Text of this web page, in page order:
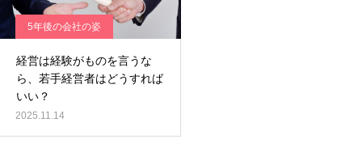
5年後の会社の姿
経営は経験がものを言うな
ら、若手経営者はどうすれば
いい？
2025.11.14